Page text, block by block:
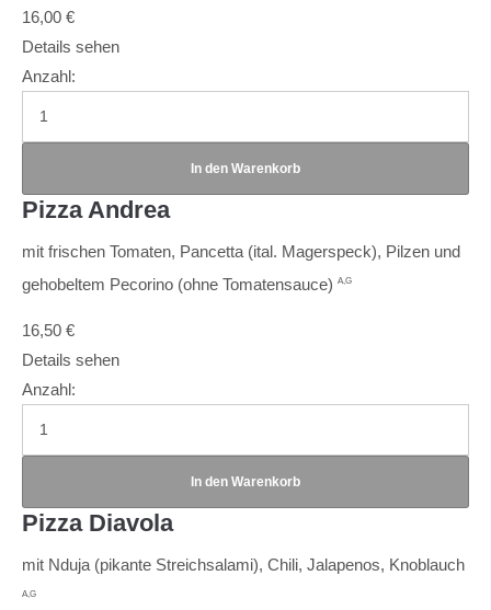
16,00 €
Details sehen
Anzahl:
Pizza Andrea
mit frischen Tomaten, Pancetta (ital. Magerspeck), Pilzen und
gehobeltem Pecorino (ohne Tomatensauce) A,G
16,50 €
Details sehen
Anzahl:
Pizza Diavola
mit Nduja (pikante Streichsalami), Chili, Jalapenos, Knoblauch
A,G